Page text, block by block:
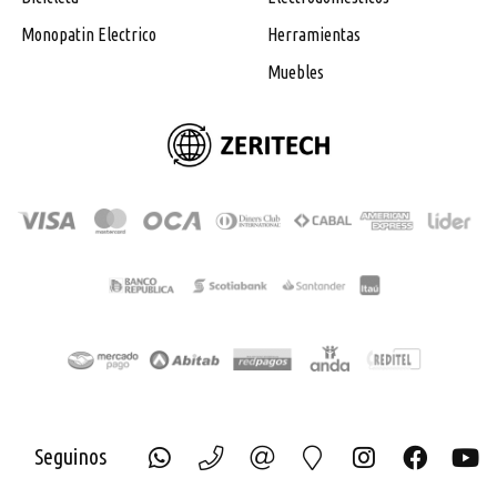
Monopatin Electrico
Herramientas
Muebles
Seguinos